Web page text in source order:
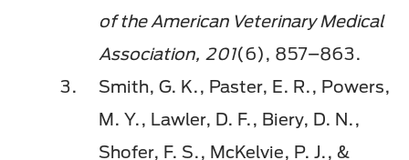
of the American Veterinary Medical
Association, 201(6), 857–863.
Smith, G. K., Paster, E. R., Powers,
M. Y., Lawler, D. F., Biery, D. N.,
Shofer, F. S., McKelvie, P. J., &